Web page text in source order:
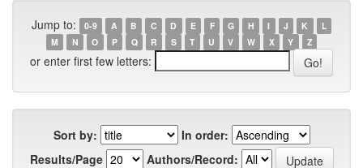
Jump to: 0-9 A B C D E F G H I J K
L
M
N O P Q R S T U V W X Y Z
or enter first few letters:
Sort by:
In order:
Results/Page
Authors/Record: